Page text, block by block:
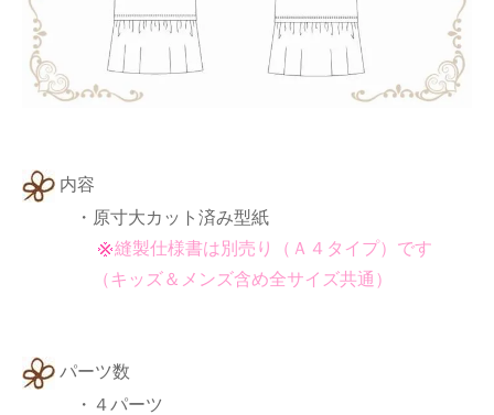
内容
・原寸大カット済み型紙
縫製仕様書は別売り（Ａ４タイプ）です
（キッズ＆メンズ含め全サイズ共通）
パーツ数
・４パーツ